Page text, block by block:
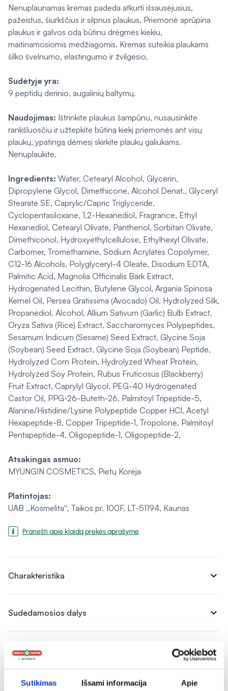
Sutikimas Išsami informacija Apie
Nenuplaunamas kremas padeda atkurti išsausėjusius,
pažeistus, šiurkščius ir silpnus plaukus. Priemonė aprūpina
plaukus ir galvos odą būtinu drėgmės kiekiu,
maitinamosiomis medžiagomis. Kremas suteikia plaukams
šilko švelnumo, elastingumo ir žvilgesio.
Sudėtyje yra:
9 peptidų derinio, augalinių baltymų.
Naudojimas: Ištrinkite plaukus šampūnu, nusausinkite
rankšluosčiu ir užtepkite būtiną kiekį priemonės ant visų
plaukų, ypatingą dėmesį skirkite plaukų galiukams.
Nenuplaukite.
Ingredients: Water, Cetearyl Alcohol, Glycerin,
Dipropylene Glycol, Dimethicone, Alcohol Denat., Glyceryl
Stearate SE, Caprylic/Capric Triglyceride,
Cyclopentasiloxane, 1,2-Hexanediol, Fragrance, Ethyl
Hexanediol, Cetearyl Olivate, Panthenol, Sorbitan Olivate,
Dimethiconol, Hydroxyethylcellulose, Ethylhexyl Olivate,
Carbomer, Tromethamine, Sodium Acrylates Copolymer,
C12-16 Alcohols, Polyglyceryl-4 Oleate, Disodium EDTA,
Palmitic Acid, Magnolia Officinalis Bark Extract,
Hydrogenated Lecithin, Butylene Glycol, Argania Spinosa
Kernel Oil, Persea Gratissima (Avocado) Oil, Hydrolyzed Silk,
Propanediol, Alcohol, Allium Sativum (Garlic) Bulb Extract,
Oryza Sativa (Rice) Extract, Saccharomyces Polypeptides,
Sesamum Indicum (Sesame) Seed Extract, Glycine Soja
(Soybean) Seed Extract, Glycine Soja (Soybean) Peptide,
Hydrolyzed Corn Protein, Hydrolyzed Wheat Protein,
Hydrolyzed Soy Protein, Rubus Fruticosus (Blackberry)
Fruit Extract, Caprylyl Glycol, PEG-40 Hydrogenated
Castor Oil, PPG-26-Buteth-26, Palmitoyl Tripeptide-5,
Alanine/Histidine/Lysine Polypeptide Copper HCl, Acetyl
Hexapeptide-8, Copper Tripeptide-1, Tropolone, Palmitoyl
Pentapeptide-4, Oligopeptide-1, Oligopeptide-2.
Atsakingas asmuo:
MYUNGIN COSMETICS, Pietų Korėja
Platintojas:
UAB ,,Kosmelita‘‘, Taikos pr. 100F, LT-51194, Kaunas
Pranešti apie klaidą prekės aprašyme
Charakteristika expand_more
Sudedamosios dalys expand_more
Vartojimas expand_more
Atsiliepimai (1)